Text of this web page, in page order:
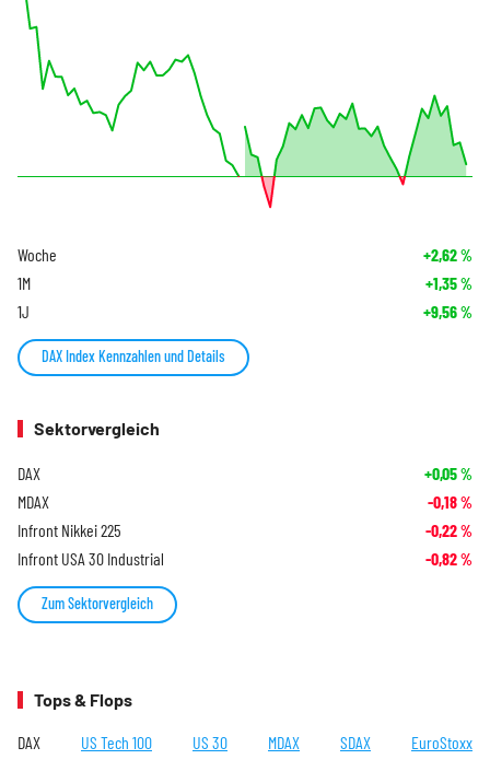
Woche +2,62%
1M +1,35%
1J +9,56%
DAX Index Kennzahlen und Details
Sektorvergleich
DAX +0,05%
MDAX -0,18%
Infront Nikkei 225 -0,22%
Infront USA 30 Industrial -0,82%
Zum Sektorvergleich
Tops & Flops
DAX US Tech 100 US 30 MDAX SDAX EuroStoxx